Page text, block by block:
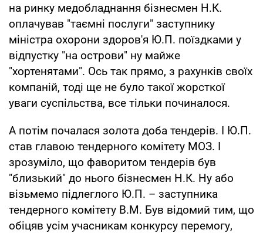
на ринку медобладнання бізнесмен Н.К.
оплачував "таємні послуги" заступнику
міністра охорони здоров'я Ю.П. поїздками у
відпустку "на острови" ну майже
"хортенятами". Ось так прямо, з рахунків своїх
компаній, тоді ще не було такої жорсткої
уваги суспільства, все тільки починалося.
А потім почалася золота доба тендерів. І Ю.П.
став главою тендерного комітету МОЗ. І
зрозуміло, що фаворитом тендерів був
"близький" до нього бізнесмен Н.К. Ну або
візьмемо підлеглого Ю.П. – заступника
тендерного комітету В.М. Був відомий тим, що
обіцяв усім учасникам конкурсу перемогу,